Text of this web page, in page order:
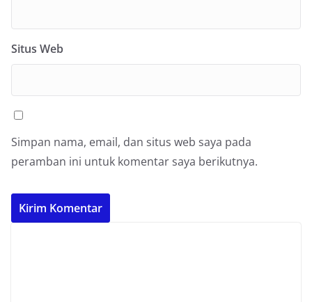
Situs Web
Simpan nama, email, dan situs web saya pada
peramban ini untuk komentar saya berikutnya.